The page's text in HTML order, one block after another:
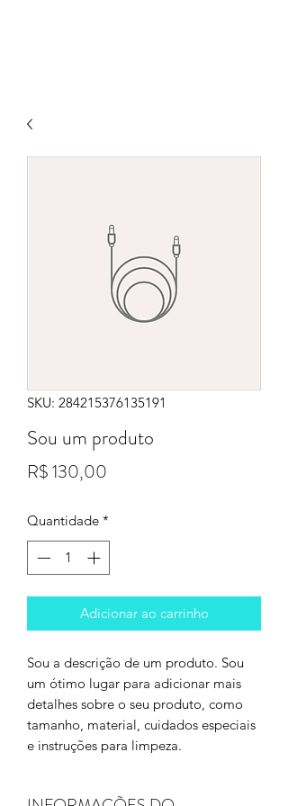
SKU: 284215376135191
Sou um produto
R$ 130,00
Quantidade *
Adicionar ao carrinho
Sou a descrição de um produto. Sou
um ótimo lugar para adicionar mais
detalhes sobre o seu produto, como
tamanho, material, cuidados especiais
e instruções para limpeza.